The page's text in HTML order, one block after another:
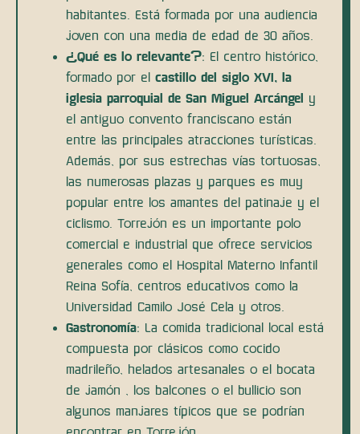
habitantes. Está formada por una audiencia
joven con una media de edad de 30 años.
¿Qué es lo relevante?: El centro histórico,
formado por elcastillo del siglo XVI, la
iglesia parroquial de San Miguel Arcángel
y
el antiguo convento franciscano están
entre las principales atracciones turísticas.
Además, por sus estrechas vías tortuosas, ​​
las numerosas plazas y parques es muy
popular entre los amantes del patinaje y el
ciclismo. Torrejón es un importante polo
comercial e industrial que ofrece servicios
generales como el Hospital Materno Infantil
Reina Sofía, centros educativos como la
Universidad Camilo José Cela y otros.
Gastronomía: La comida tradicional local está
compuesta por clásicos como cocido
madrileño, helados artesanales o el bocata
de jamón , los balcones o el bullicio son
algunos manjares típicos que se podrían